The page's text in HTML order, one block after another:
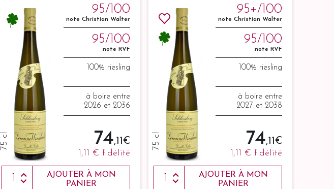
75 cl
95/100
note Christian Walter
95/100
note RVF
100% riesling
à boire entre
2026 et 2036
74,11 €
1,11 € fidélité
AJOUTER À MON
PANIER
75 cl
95+/100
note Christian Walter
95/100
note RVF
100% riesling
à boire entre
2027 et 2038
74,11 €
1,11 € fidélité
AJOUTER À MON
PANIER